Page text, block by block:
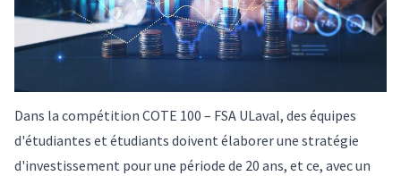
Dans la compétition COTE 100 – FSA ULaval, des équipes
d'étudiantes et étudiants doivent élaborer une stratégie
d'investissement pour une période de 20 ans, et ce, avec un